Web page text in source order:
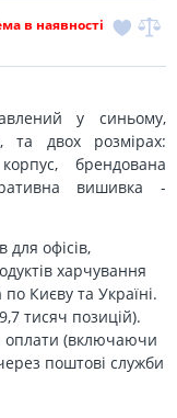
в наявності
у синьому,
та двох розмірах:
брендована
вишивка -
для офісів,
харчування
Києву та Україні.
тисяч позицій).
оплати (включаючи
поштові служби